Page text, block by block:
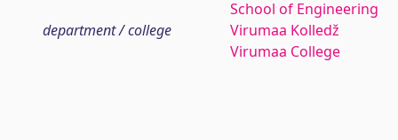
School of Engineering
department / college
Virumaa Kolledž
Virumaa College